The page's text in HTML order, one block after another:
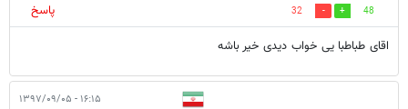
48
32
پاسخ
اقای طباطبا یی خواب دیدی خیر باشه
۱۶:۱۵ - ۱۳۹۷/۰۹/۰۵